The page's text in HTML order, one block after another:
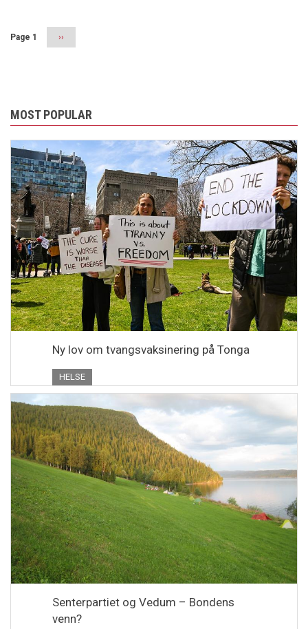
Page 1
Next
››
MOST POPULAR
Ny lov om tvangsvaksinering på Tonga
HELSE
Senterpartiet og Vedum – Bondens
venn?